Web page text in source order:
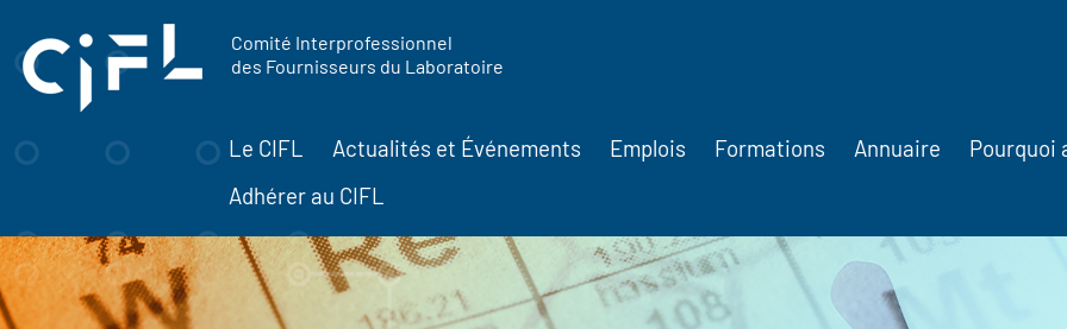
Comité Interprofessionnel
des Fournisseurs du Laboratoire
Le CIFL Actualités et Événements Emplois Formations Annuaire Pourquoi
Adhérer au CIFL